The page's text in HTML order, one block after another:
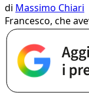
di Massimo Chiari
Francesco, che